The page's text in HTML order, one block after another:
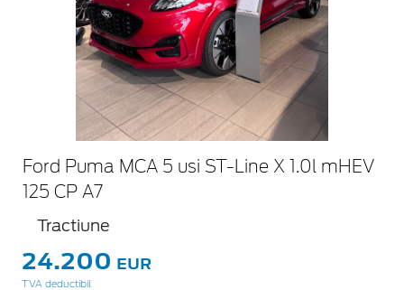
Ford Puma MCA 5 usi ST-Line X 1.0l mHEV
125 CP A7
Tractiune
24.200 EUR
TVA deductibil